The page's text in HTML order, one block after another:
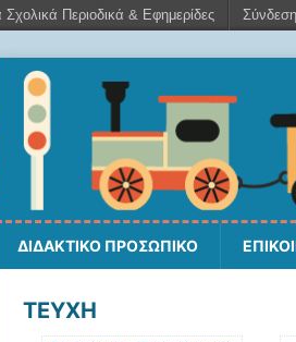
ΔΙΔΑΚΤΙΚΟ ΠΡΟΣΩΠΙΚΟ
ΤΕΥΧΗ
Σχολικά Περιοδικά & Εφημερίδες Σύνδεση